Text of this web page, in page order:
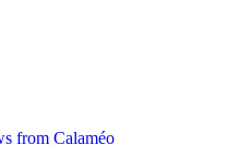
from Calaméo